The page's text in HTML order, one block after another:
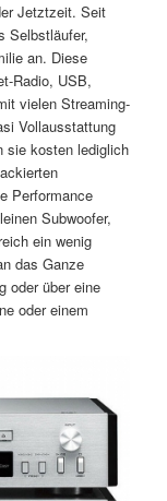
Jetztzeit. Seit
Selbstläufer,
an. Diese
Radio, USB,
vielen Streaming-
Vollausstattung
sie kosten lediglich
Performance
Subwoofer,
ein wenig
das Ganze
oder über eine
oder einem